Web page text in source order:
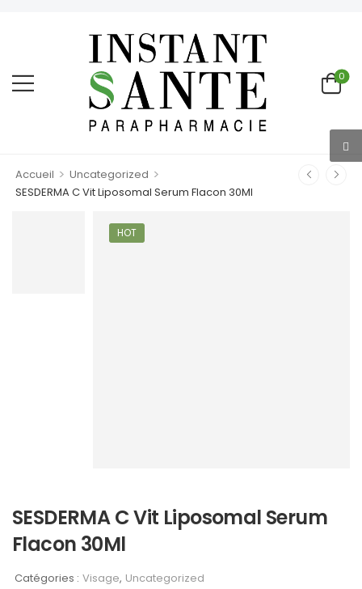
0
Accueil > Uncategorized >
SESDERMA C Vit Liposomal Serum Flacon 30Ml
HOT
SESDERMA C Vit Liposomal Serum
Flacon 30Ml
Catégories : Visage, Uncategorized